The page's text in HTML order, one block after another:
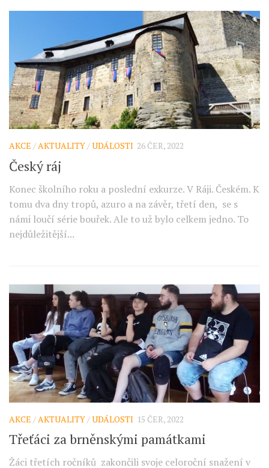
AKCE /AKTUALITY/UDÁLOSTI 26 ČER, 2022
Český ráj
Konec školního roku a poslední exkurze. V Ráji. Českém. K
tomu dva dny tropů, azuro a na závěr, třetí den, se s
námi loučí série bouřek. Ale to už bylo celkem jedno. To
nejdůležitější...
AKCE / AKTUALITY /UDÁLOSTI 15 ČER, 2022
Třeťáci za brněnskými památkami
Žáci třetích ročníků zakončili svoje celoroční snažení v